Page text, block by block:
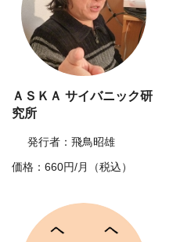
ＡＳＫＡ サイバニック研
究所
発行者：飛鳥昭雄
価格：660円/月（税込）